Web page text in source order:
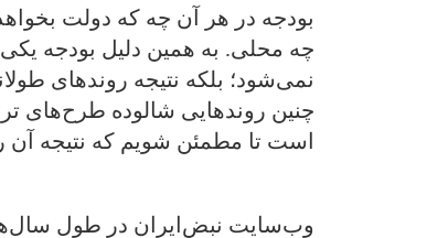
بودجه در هر آن چه که دولت
چه محلی. به همین دلیل بودجه یکی
نمی‌شود؛ بلکه نتیجه روندهای
چنین روندهایی شالوده طرح‌های
است تا مطمئن شویم که نتیجه آن
وب‌سایت نبض‌ایران در طول